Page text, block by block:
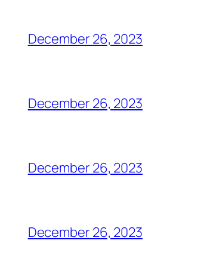
December 26, 2023
December 26, 2023
December 26, 2023
December 26, 2023